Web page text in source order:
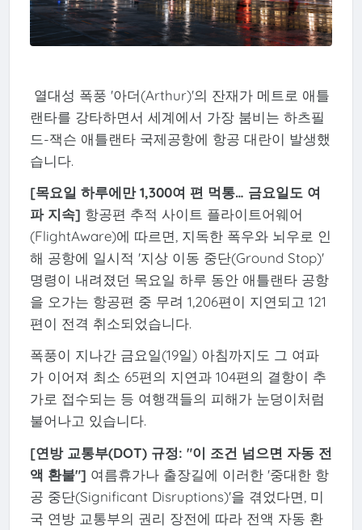
열대성 폭풍 '아더(Arthur)'의 잔재가 메트로 애틀
랜타를 강타하면서 세계에서 가장 붐비는 하츠필
드-잭슨 애틀랜타 국제공항에 항공 대란이 발생했
습니다.
[목요일 하루에만 1,300여 편 먹통… 금요일도 여
파 지속] 항공편 추적 사이트 플라이트어웨어
(FlightAware)에 따르면, 지독한 폭우와 뇌우로 인
해 공항에 일시적 '지상 이동 중단(Ground Stop)'
명령이 내려졌던 목요일 하루 동안 애틀랜타 공항
을 오가는 항공편 중 무려 1,206편이 지연되고 121
편이 전격 취소되었습니다.
폭풍이 지나간 금요일(19일) 아침까지도 그 여파
가 이어져 최소 65편의 지연과 104편의 결항이 추
가로 접수되는 등 여행객들의 피해가 눈덩이처럼
불어나고 있습니다.
[연방 교통부(DOT) 규정: "이 조건 넘으면 자동 전
액 환불"] 여름휴가나 출장길에 이러한 '중대한 항
공 중단(Significant Disruptions)'을 겪었다면, 미
국 연방 교통부의 권리 장전에 따라 전액 자동 환